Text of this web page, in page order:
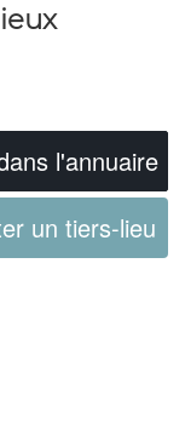
l'annuaire
un tiers-lieu